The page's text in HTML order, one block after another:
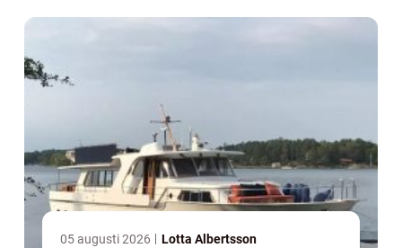
05 augusti 2026 Lotta Albertsson